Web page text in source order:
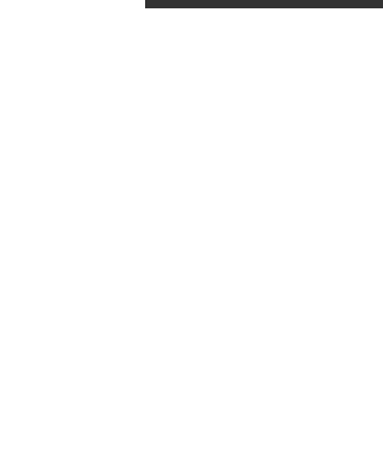
navigation